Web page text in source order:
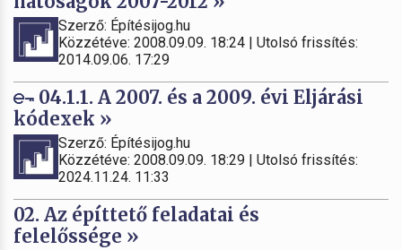
Szerző: Építésijog.hu
Közzétéve: 2008.09.09. 18:24 | Utolsó frissítés:
2014.09.06. 17:29
04.1.1. A 2007. és a 2009. évi Eljárási
kódexek »
Szerző: Építésijog.hu
Közzétéve: 2008.09.09. 18:29 | Utolsó frissítés:
2024.11.24. 11:33
02. Az építtető feladatai és
felelőssége »